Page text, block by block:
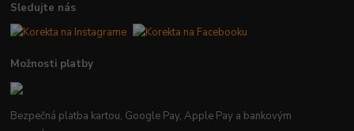
Sledujte nás
Možnosti platby
Bezpečná platba kartou, Google Pay, Apple Pay a bankovým